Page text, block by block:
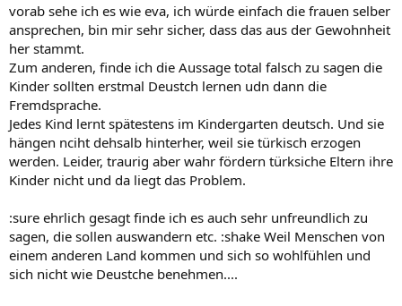
vorab sehe ich es wie eva, ich würde einfach die frauen selber
ansprechen, bin mir sehr sicher, dass das aus der Gewohnheit
her stammt.
Zum anderen, finde ich die Aussage total falsch zu sagen die
Kinder sollten erstmal Deustch lernen udn dann die
Fremdsprache.
Jedes Kind lernt spätestens im Kindergarten deutsch. Und sie
hängen nciht dehsalb hinterher, weil sie türkisch erzogen
werden. Leider, traurig aber wahr fördern türksiche Eltern ihre
Kinder nicht und da liegt das Problem.
:sure ehrlich gesagt finde ich es auch sehr unfreundlich zu
sagen, die sollen auswandern etc. :shake Weil Menschen von
einem anderen Land kommen und sich so wohlfühlen und
sich nicht wie Deustche benehmen....